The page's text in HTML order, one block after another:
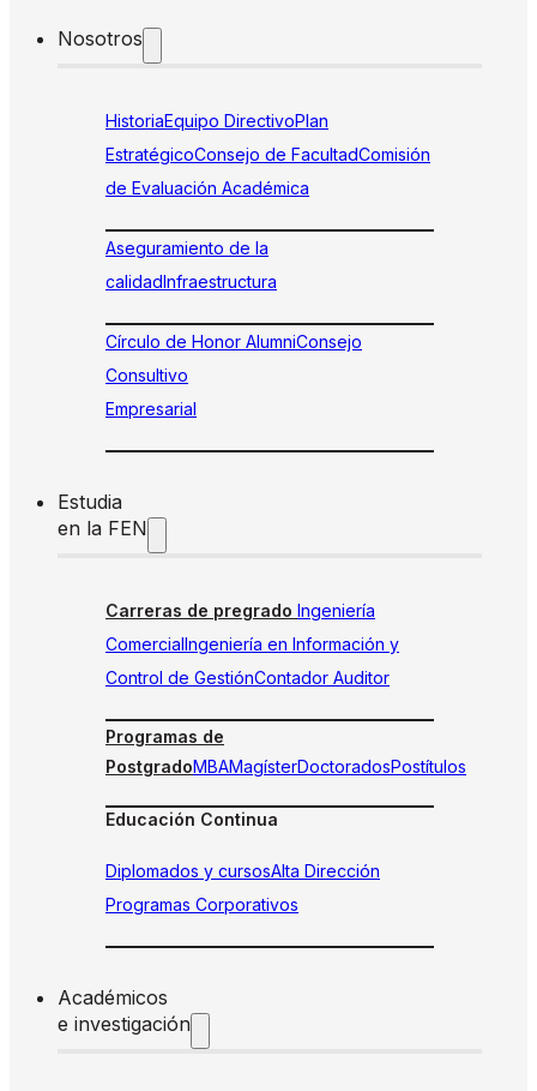
Nosotros
HistoriaEquipo DirectivoPlan
EstratégicoConsejo de FacultadComisión
de Evaluación Académica
Aseguramiento de la
calidadInfraestructura
Círculo de Honor AlumniConsejo
Consultivo
Empresarial
Estudia
en la FEN
Carreras de pregrado Ingeniería
ComercialIngeniería en Información y
Control de GestiónContador Auditor
Programas de
PostgradoMBAMagísterDoctoradosPostítulos
Educación Continua
Diplomados y cursosAlta Dirección
Programas Corporativos
Académicos
e investigación